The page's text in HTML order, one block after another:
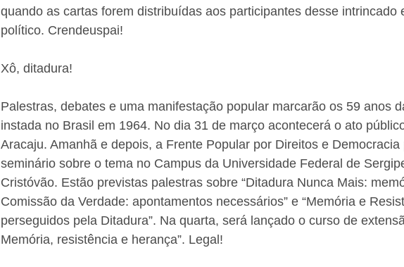
quando as cartas forem distribuídas aos participantes desse intrincado
político. Crendeuspai!
Xô, ditadura!
Palestras, debates e uma manifestação popular marcarão os 59 anos
instada no Brasil em 1964. No dia 31 de março acontecerá o ato
Aracaju. Amanhã e depois, a Frente Popular por Direitos e Democracia
seminário sobre o tema no Campus da Universidade Federal de
Cristóvão. Estão previstas palestras sobre “Ditadura Nunca Mais:
Comissão da Verdade: apontamentos necessários” e “Memória e
perseguidos pela Ditadura”. Na quarta, será lançado o curso de
Memória, resistência e herança”. Legal!